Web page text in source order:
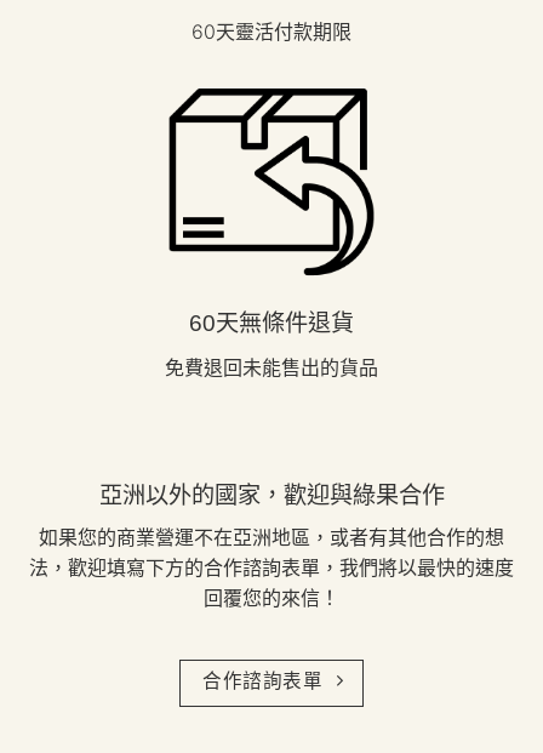
60天靈活付款期限
60天無條件退貨
免費退回未能售出的貨品
亞洲以外的國家，歡迎與綠果合作
如果您的商業營運不在亞洲地區，或者有其他合作的想
法，歡迎填寫下方的合作諮詢表單，我們將以最快的速度
回覆您的來信！
合作諮詢表單